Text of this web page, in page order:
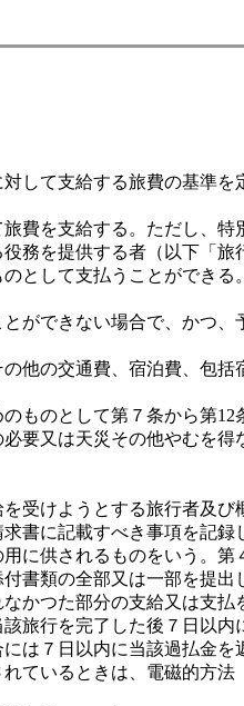
して支給する旅費の基準を
費を支給する。ただし、特
務を提供する者（以下「
として支払うことができる。
ができない場合で、かつ、
他の交通費、宿泊費、包括
ものとして第７条から第
要又は天災その他やむを
受けようとする旅行者及
書に記載すべき事項を記
に供されるものをいう。
書類の全部又は一部を提
かつた部分の支給又は支払
旅行を完了した後７日以内
は７日以内に当該過払金を
ているときは、電磁的方